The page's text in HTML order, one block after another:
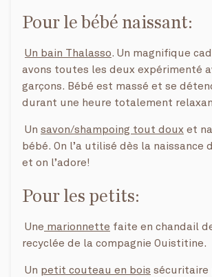
Pour le bébé naissant:
Un bain Thalasso. Un magnifique
avons toutes les deux expérimenté
garçons. Bébé est massé et se
durant une heure totalement
Un savon/shampoing tout doux et
bébé. On l’a utilisé dès la naissance
et on l’adore!
Pour les petits:
Une marionnette faite en chandail
recyclée de la compagnie Ouistitine.
Un petit couteau en bois sécuritaire